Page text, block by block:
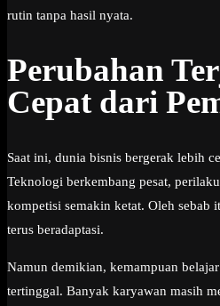
rutin tanpa hasil nyata.
Perubahan
Cepat dari
Saat ini, dunia bisnis bergerak lebih
Teknologi berkembang pesat,
kompetisi semakin ketat. Oleh sebab
terus beradaptasi.
Namun demikian, kemampuan
tertinggal. Banyak karyawan masih